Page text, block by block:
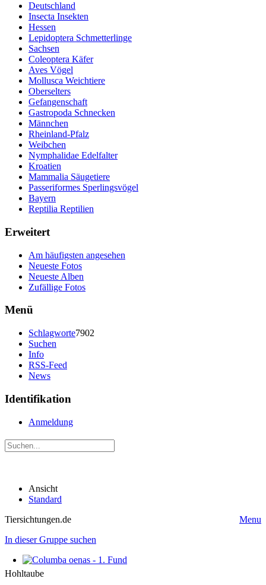
Deutschland
Insecta Insekten
Hessen
Lepidoptera Schmetterlinge
Sachsen
Coleoptera Käfer
Aves Vögel
Mollusca Weichtiere
Oberselters
Gefangenschaft
Gastropoda Schnecken
Männchen
Rheinland-Pfalz
Weibchen
Nymphalidae Edelfalter
Kroatien
Mammalia Säugetiere
Passeriformes Sperlingsvögel
Bayern
Reptilia Reptilien
Erweitert
Am häufigsten angesehen
Neueste Fotos
Neueste Alben
Zufällige Fotos
Menü
Schlagworte7902
Suchen
Info
RSS-Feed
News
Identifikation
Anmeldung
Ansicht
Standard
Tiersichtungen.de
Menu
In dieser Gruppe suchen
Hohltaube